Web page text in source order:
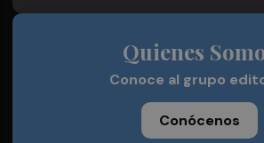
Quienes
Conoce al grupo
Conócenos